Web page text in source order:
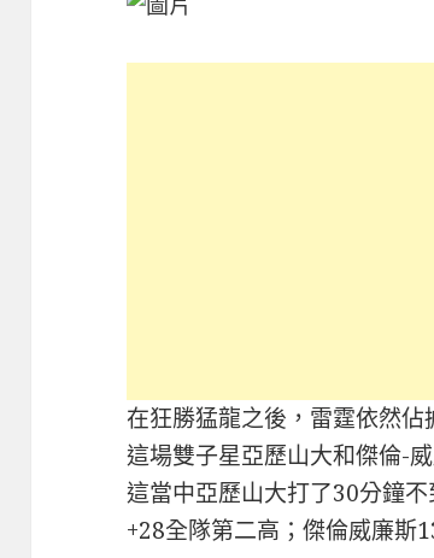
在狂勝猛龍之後，雷霆依然
這場雙子星亞歷山大和傑倫-
這當中亞歷山大打了30分鐘
+28全隊第二高；傑倫威廉斯